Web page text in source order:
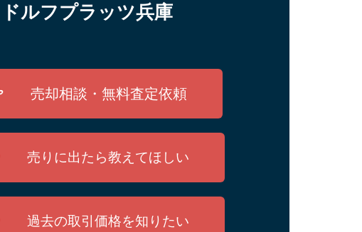
ドルフプラッツ兵庫
売却相談・無料査定依頼
売りに出たら教えてほしい
過去の取引価格を知りたい